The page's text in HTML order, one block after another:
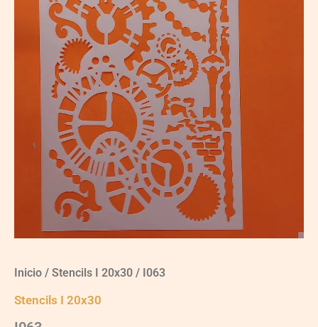
Inicio / Stencils I 20x30 / I063
Stencils I 20x30